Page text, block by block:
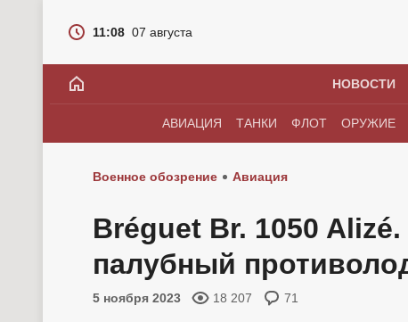
11:08 07 августа
НОВОСТИ
АВИАЦИЯ ТАНКИ ФЛОТ ОРУЖИЕ
Военное обозрение Авиация
Bréguet Br. 1050
палубный
5 ноября 2023 18 207 71